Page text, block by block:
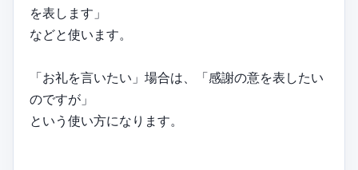
を表します」
などと使います。
「お礼を言いたい」場合は、「感謝の意を表したい
のですが」
という使い方になります。